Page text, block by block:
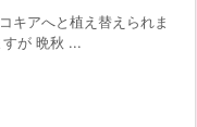
キアへと植え替えられま
すが 晩秋 ...